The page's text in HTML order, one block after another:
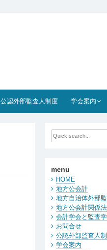
公認外部監査人制度 学会案内
menu
HOME
地方公会計
地方自治体外部
地方公会計関係
会計学会と監査
お問合せ
公認外部監査人
学会案内